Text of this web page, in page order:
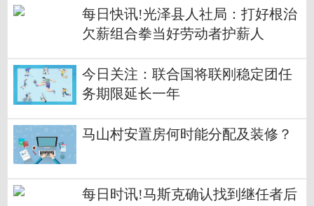
每日快讯!光泽县人社局：打好根治
欠薪组合拳当好劳动者护薪人
今日关注：联合国将联刚稳定团任
务期限延长一年
马山村安置房何时能分配及装修？
每日时讯!马斯克确认找到继任者后